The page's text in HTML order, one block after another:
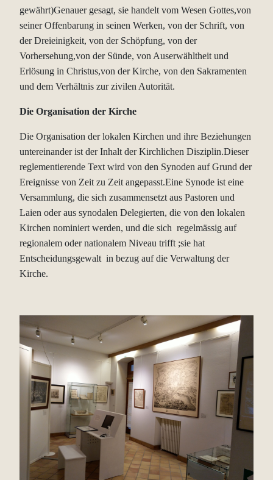
gewährt)Genauer gesagt, sie handelt vom Wesen Gottes,von
seiner Offenbarung in seinen Werken, von der Schrift, von
der Dreieinigkeit, von der Schöpfung, von der
Vorhersehung,von der Sünde, von Auserwähltheit und
Erlösung in Christus,von der Kirche, von den Sakramenten
und dem Verhältnis zur zivilen Autorität.
Die Organisation der Kirche
Die Organisation der lokalen Kirchen und ihre Beziehungen
untereinander ist der Inhalt der Kirchlichen Disziplin.Dieser
reglementierende Text wird von den Synoden auf Grund der
Ereignisse von Zeit zu Zeit angepasst.Eine Synode ist eine
Versammlung, die sich zusammensetzt aus Pastoren und
Laien oder aus synodalen Delegierten, die von den lokalen
Kirchen nominiert werden, und die sich regelmässig auf
regionalem oder nationalem Niveau trifft ;sie hat
Entscheidungsgewalt in bezug auf die Verwaltung der
Kirche.